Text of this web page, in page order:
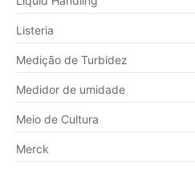
Listeria
Medição de Turbidez
Medidor de umidade
Meio de Cultura
Merck